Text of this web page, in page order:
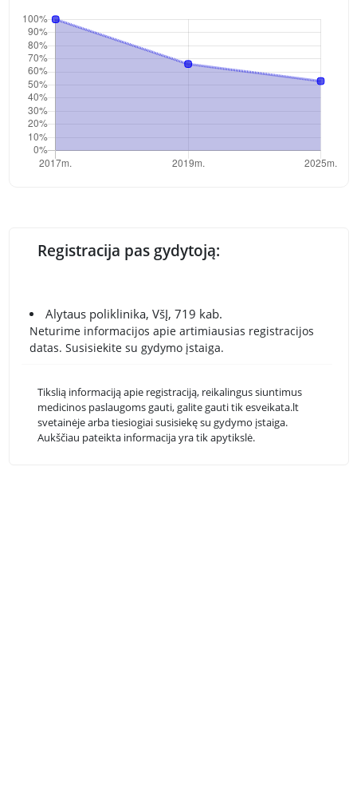
Registracija pas gydytoją:
Alytaus poliklinika, VšĮ, 719 kab.
Neturime informacijos apie artimiausias registracijos
datas. Susisiekite su gydymo įstaiga.
Tikslią informaciją apie registraciją, reikalingus siuntimus
medicinos paslaugoms gauti, galite gauti tik esveikata.lt
svetainėje arba tiesiogiai susisiekę su gydymo įstaiga.
Aukščiau pateikta informacija yra tik apytikslė.